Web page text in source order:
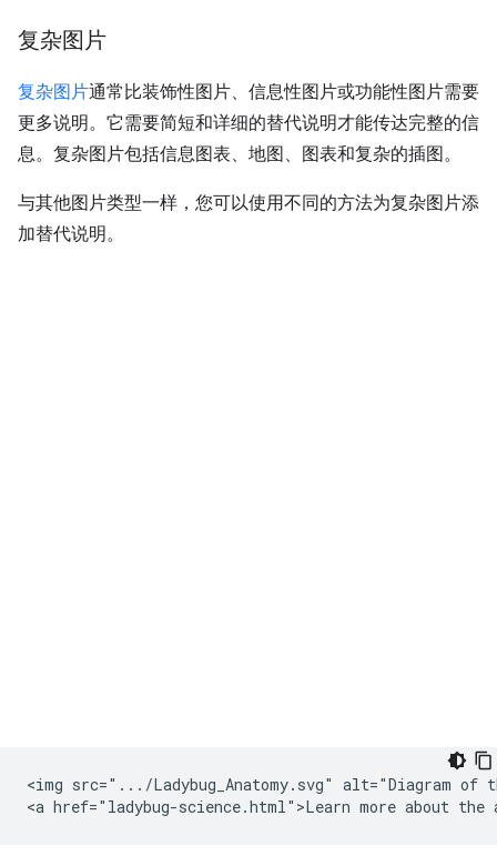
复杂图片
复杂图片通常比装饰性图片、信息性图片或功能性图片需要
更多说明。它需要简短和详细的替代说明才能传达完整的信
息。复杂图片包括信息图表、地图、图表和复杂的插图。
与其他图片类型一样，您可以使用不同的方法为复杂图片添
加替代说明。
<img src=".../Ladybug_Anatomy.svg" alt="Diagram of